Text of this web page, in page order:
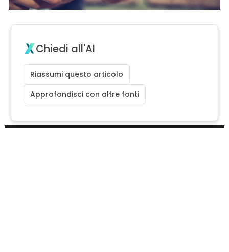
Chiedi all'AI
Riassumi questo articolo
Approfondisci con altre fonti